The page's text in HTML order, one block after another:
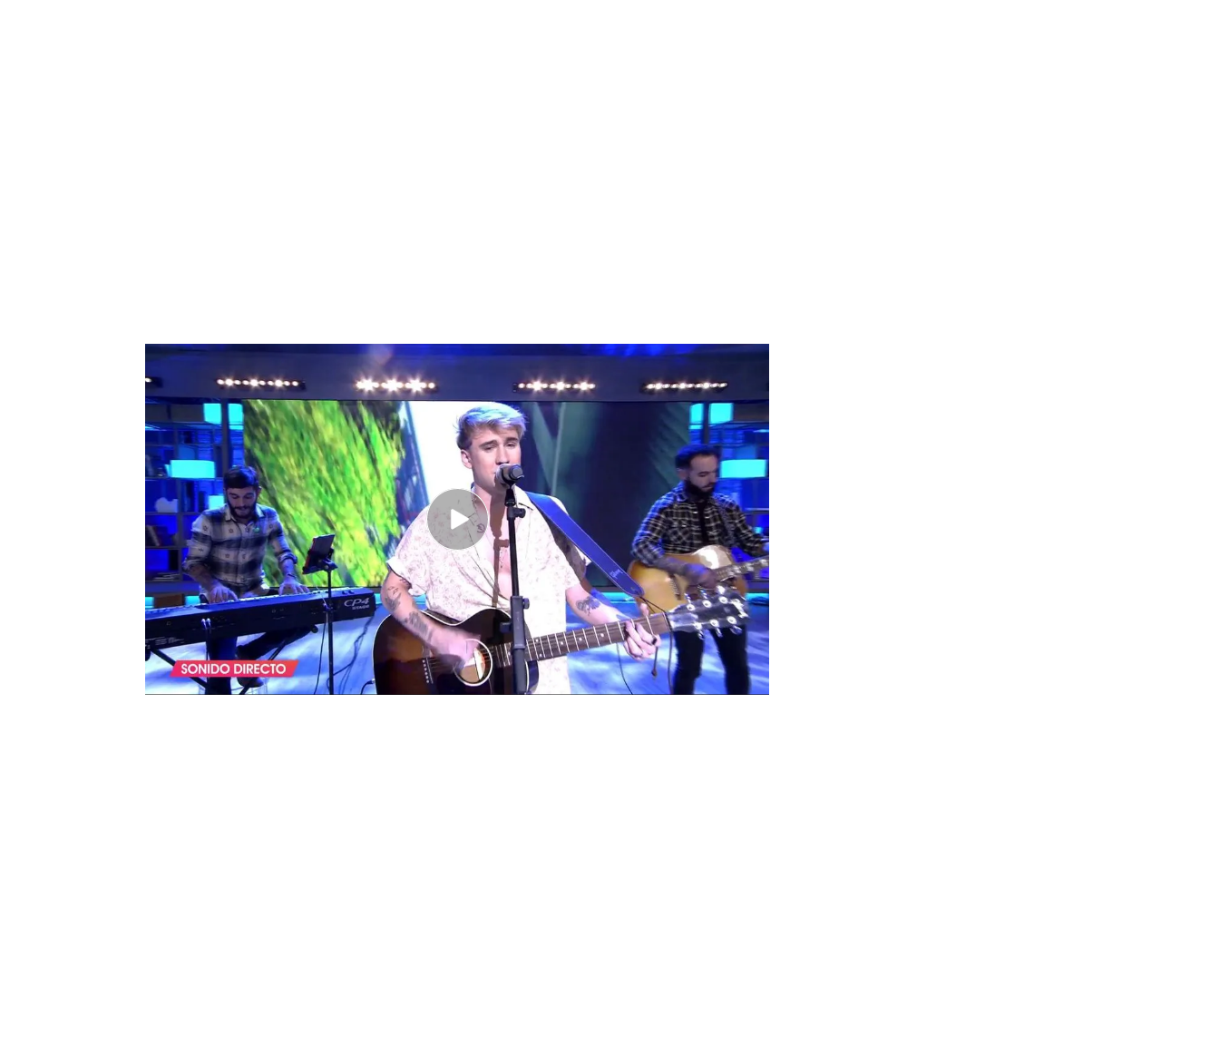
Víctor también ha participado con otros artistas comoSofia Ellar,Nora
Norman, Angy Fernández, Manolo García o 'Gemeliers'.
Ahora le vemos
con'Taburete', el grupo liderado por Willy Bárcenas y Antón Carreño. Ya
les había acompañado por lagiray ahora le vemos en el videoclip de su
nueva canción,'Soñadoras',un single para apoyar a la
Selección
Femenina de Fútbol en el Mundial de Francia de 2019.
Los madrileños ya
crearon un sencillo para el Mundial de Fútbol Masculino de Rusia 2018,
titulado 'Desde Rusia con Amor', y en esta ocasión han querido contar con
Víctor en el teclado.